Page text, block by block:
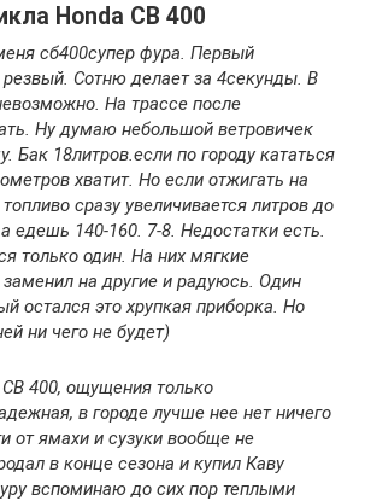
Honda CB 400
сб400супер фура. Первый
Сотню делает за 4секунды. В
На трассе после
Ну думаю небольшой ветровичек
Бак 18литров.если по городу кататься
хватит. Но если отжигать на
сразу увеличивается литров до
едешь 140-160. 7-8. Недостатки есть.
только один. На них мягкие
на другие и радуюсь. Один
остался это хрупкая приборка. Но
ни чего не будет)
400, ощущения только
в городе лучше нее нет ничего
от ямахи и сузуки вообще не
в конце сезона и купил Каву
вспоминаю до сих пор теплыми